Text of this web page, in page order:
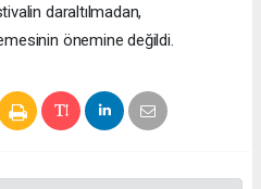
daraltılmadan,
önemine değildi.